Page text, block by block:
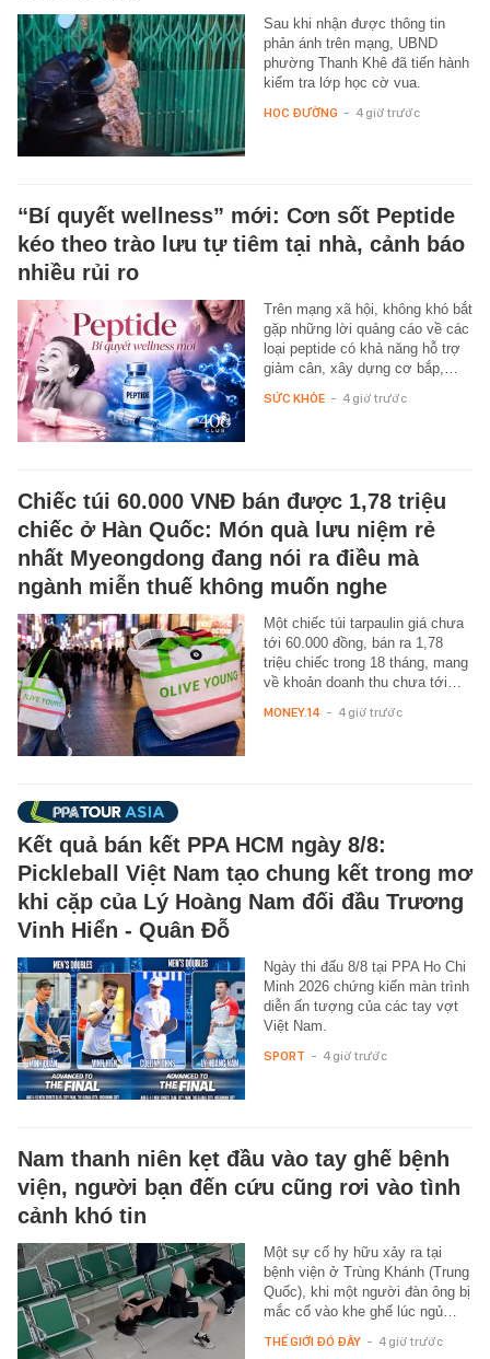
Sau khi nhận được thông tin
phản ánh trên mạng, UBND
phường Thanh Khê đã tiến hành
kiểm tra lớp học cờ vua.
HỌC ĐƯỜNG - 4 giờ trước
“Bí quyết wellness” mới: Cơn sốt Peptide
kéo theo trào lưu tự tiêm tại nhà, cảnh báo
nhiều rủi ro
Trên mạng xã hội, không khó bắt
gặp những lời quảng cáo về các
loại peptide có khả năng hỗ trợ
giảm cân, xây dựng cơ bắp,…
SỨC KHỎE - 4 giờ trước
Chiếc túi 60.000 VNĐ bán được 1,78 triệu
chiếc ở Hàn Quốc: Món quà lưu niệm rẻ
nhất Myeongdong đang nói ra điều mà
ngành miễn thuế không muốn nghe
Một chiếc túi tarpaulin giá chưa
tới 60.000 đồng, bán ra 1,78
triệu chiếc trong 18 tháng, mang
về khoản doanh thu chưa tới…
MONEY.14 - 4 giờ trước
Kết quả bán kết PPA HCM ngày 8/8:
Pickleball Việt Nam tạo chung kết trong mơ
khi cặp của Lý Hoàng Nam đối đầu Trương
Vinh Hiển - Quân Đỗ
Ngày thi đấu 8/8 tại PPA Ho Chi
Minh 2026 chứng kiến màn trình
diễn ấn tượng của các tay vợt
Việt Nam.
SPORT - 4 giờ trước
Nam thanh niên kẹt đầu vào tay ghế bệnh
viện, người bạn đến cứu cũng rơi vào tình
cảnh khó tin
Một sự cố hy hữu xảy ra tại
bệnh viện ở Trùng Khánh (Trung
Quốc), khi một người đàn ông bị
mắc cổ vào khe ghế lúc ngủ…
THẾ GIỚI ĐÓ ĐÂY - 4 giờ trước